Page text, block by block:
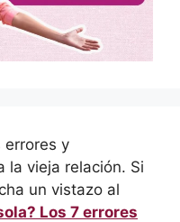
errores y
la vieja relación. Si
un vistazo al
Los 7 errores